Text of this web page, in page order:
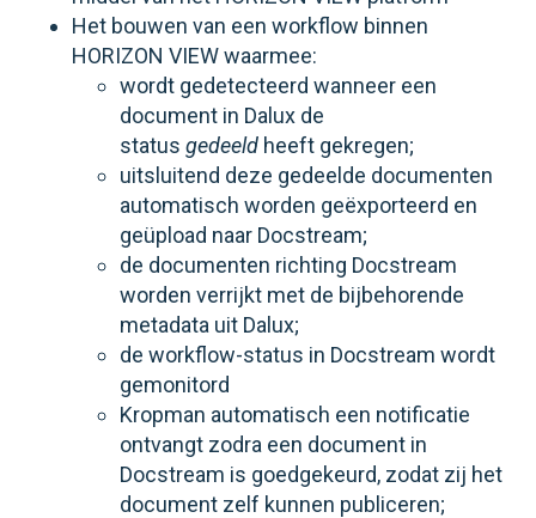
Het bouwen van een workflow binnen
HORIZON VIEW waarmee:
wordt gedetecteerd wanneer een
document in Dalux de
status gedeeld heeft gekregen;
uitsluitend deze gedeelde documenten
automatisch worden geëxporteerd en
geüpload naar Docstream;
de documenten richting Docstream
worden verrijkt met de bijbehorende
metadata uit Dalux;
de workflow-status in Docstream wordt
gemonitord
Kropman automatisch een notificatie
ontvangt zodra een document in
Docstream is goedgekeurd, zodat zij het
document zelf kunnen publiceren;